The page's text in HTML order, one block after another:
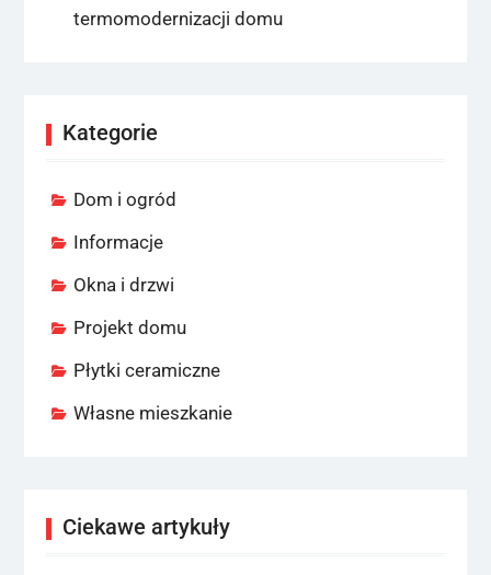
termomodernizacji domu
Kategorie
Dom i ogród
Informacje
Okna i drzwi
Projekt domu
Płytki ceramiczne
Własne mieszkanie
Ciekawe artykuły